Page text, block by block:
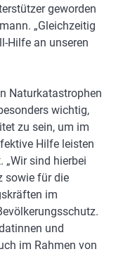
geworden
„Gleichzeitig
Hilfe an unseren
Naturkatastrophen
wichtig,
zu sein, um im
Hilfe leisten
„Wir sind hierbei
sowie für die
im
und
im Rahmen von